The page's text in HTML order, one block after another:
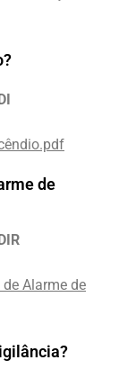
de
Alarme de